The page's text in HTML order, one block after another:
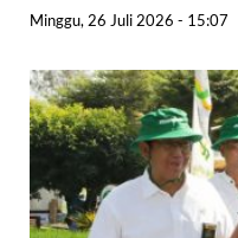
Minggu, 26 Juli 2026 - 15:07